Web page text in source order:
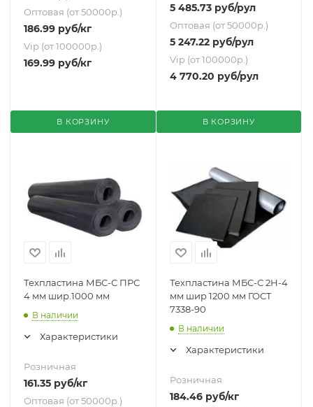
Оптовая (от 50000р.)
186.99 руб/кг
Vip (от 100000р.)
169.99 руб/кг
В КОРЗИНУ
5 485.73руб/рул
Оптовая (от 50000р.)
5 247.22руб/рул
Vip (от 100000р.)
4 770.20 руб/рул
В КОРЗИНУ
Техпластина МБС-С ПРС
4 мм шир.1000 мм
В наличии
Характеристики
Розничная
161.35 руб/кг
Оптовая (от 50000р.)
Техпластина МБС-С 2Н-4
мм шир 1200 мм ГОСТ
7338-90
В наличии
Характеристики
Розничная
184.46руб/кг